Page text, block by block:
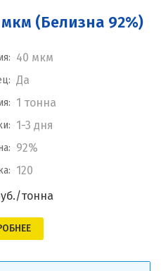
(Белизна 92%)
40 мкм
Да
1 тонна
1-3 дня
92%
120
тонна